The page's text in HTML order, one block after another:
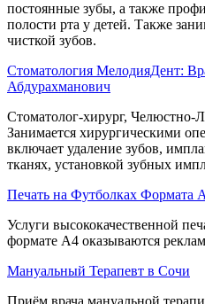
постоянные зубы, а также
полости рта у детей. Также
чисткой зубов.
Стоматология МелодияДент:
Абдурахманович
Стоматолог-хирург, Челюстно-
Занимается хирургическими
включает удаление зубов,
тканях, установкой зубных
Печать на Футболках Формата
Услуги высококачественной
формате А4 оказываются
Мануальный Терапевт в Сочи
Приём врача мануальной